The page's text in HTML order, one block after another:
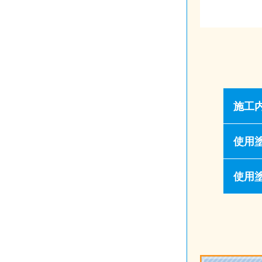
施工
使用
使用